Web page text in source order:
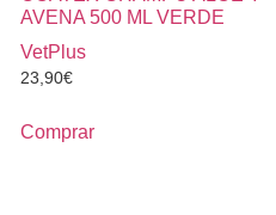
AVENA 500 ML VERDE
VetPlus
23,90€
Comprar